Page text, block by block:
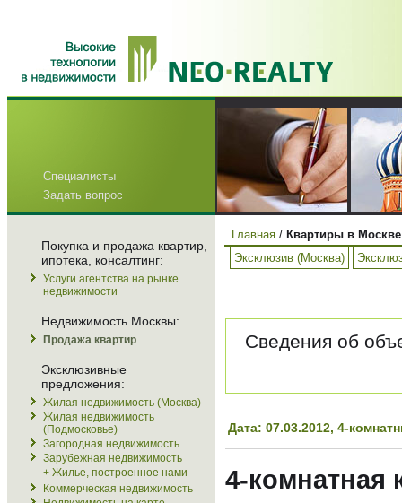
Специалисты
Задать вопрос
Покупка и продажа квартир,
ипотека, консалтинг:
Услуги агентства на рынке
недвижимости
Недвижимость Москвы:
Продажа квартир
Эксклюзивные
предложения:
Жилая недвижимость (Москва)
Жилая недвижимость
(Подмосковье)
Загородная недвижимость
Зарубежная недвижимость
+ Жилье, построенное нами
Коммерческая недвижимость
Главная / Квартиры в
Эксклюзив (Москва)
Сведения об
Дата: 07.03.2012, 4-
4-комнатная